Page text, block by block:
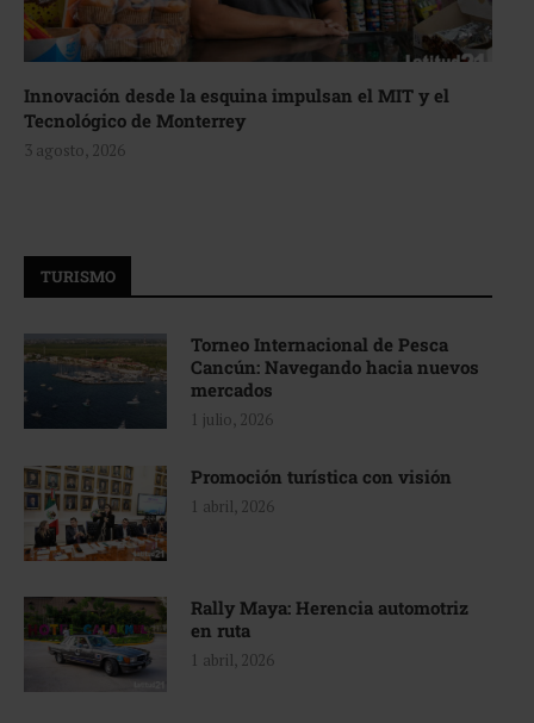
Innovación desde la esquina impulsan el MIT y el
Tecnológico de Monterrey
3 agosto, 2026
TURISMO
Torneo Internacional de Pesca
Cancún: Navegando hacia nuevos
mercados
1 julio, 2026
Promoción turística con visión
1 abril, 2026
Rally Maya: Herencia automotriz
en ruta
1 abril, 2026